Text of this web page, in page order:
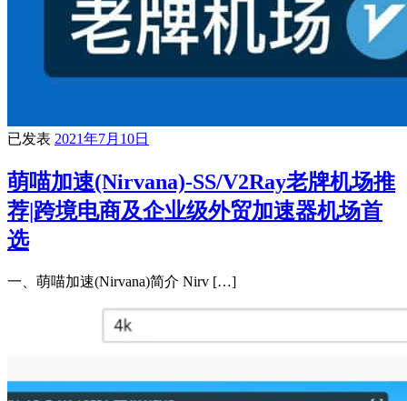
已发表 2021年7月10日
萌喵加速(Nirvana)-SS/V2Ray老牌机场推
荐|跨境电商及企业级外贸加速器机场首
选
一、萌喵加速(Nirvana)简介 Nirv […]